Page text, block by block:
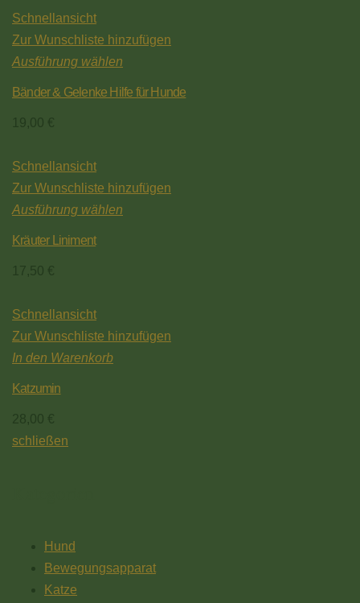
schließen
Hund
Bewegungsapparat
Katze
Schnellansicht
Zur Wunschliste hinzufügen
Ausführung wählen
Bänder & Gelenke Hilfe für Hunde
19,00 €
Schnellansicht
Zur Wunschliste hinzufügen
Ausführung wählen
Kräuter Liniment
17,50 €
Schnellansicht
Zur Wunschliste hinzufügen
In den Warenkorb
Katzumin
28,00 €